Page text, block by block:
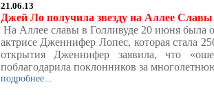
21.06.13
Джей Ло получила звезду на Аллее Славы
На Аллее славы в Голливуде 20 июня была
актрисе Дженнифер Лопес, которая стала
открытия Дженнифер заявила, что
поблагодарила поклонников за
подробнее...